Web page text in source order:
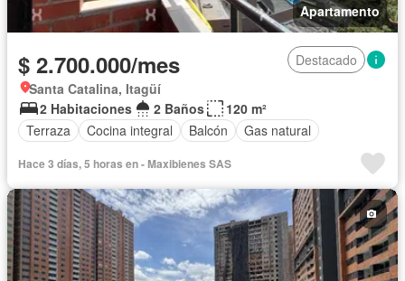
Apartamento
$ 2.700.000/mes
Destacado
Santa Catalina, Itagüí
2 Habitaciones
2 Baños
120 m²
Terraza
Cocina integral Balcón Gas natural
Hace 3 días, 5 horas en - Maxibienes SAS